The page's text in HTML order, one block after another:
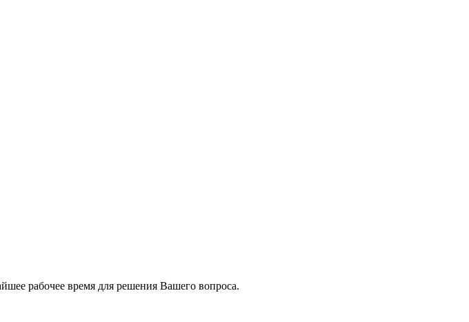
рабочее время для решения Вашего вопроса.